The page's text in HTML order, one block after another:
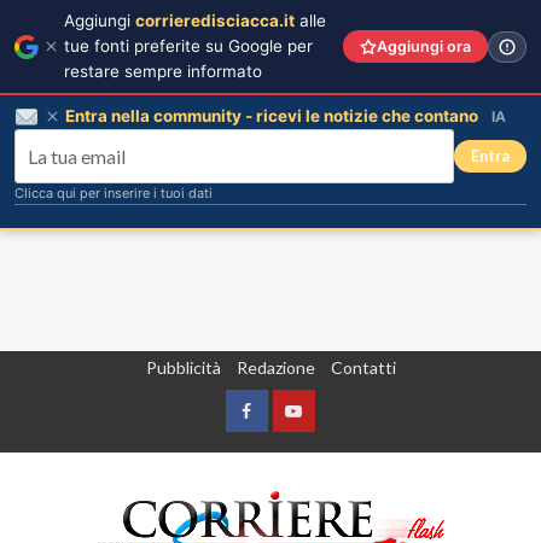
Pubblicità Redazione Contatti
FacebookYountube
Aggiungi corrieredisciacca.it alle
tue fonti preferite su Google per
restare sempre informato
Aggiungi ora
Entra nella community - ricevi le notizie che contano IA
Entra
Clicca qui per inserire i tuoi dati